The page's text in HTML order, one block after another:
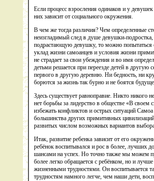
Если процесс взросления одинаков и у
них зависит от социального окружения.
В чем же тогда различия? Чем определенные
неизгладимый след в душе девушки-
подрастающую девушку, то можно попытаться
уклад жизни самоанцев и условия жизни
не страдает за свои убеждения и во имя
детьми решается при переезде детей в
первого в другую деревню. Ни бедность, ни
борются за жизнь так бурно и не боятся
Здесь существует равноправие. Никто никого
нет борьбы за лидерство в обществе «В
избежать конфликтов и острых ситуаций
большинства других примитивных
развитых числом возможных вариантов
Итак, развитие ребенка зависит от его
ребёнок воспитывался и рос в более, лучших
шансами на успех. Но точно также мы можем
более легко обращается с ребёнком, но и
жизненными трудностями. Он воспитывается
трудностям намного легче, чем наши дети,